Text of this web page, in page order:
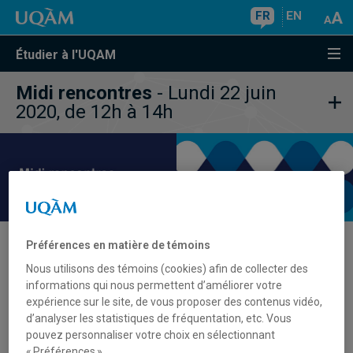
FR EN
Étudier à l'UQAM
Midi rencontres - Lundi 22 juin
2020, de 12h à 14h
S'inscrire
Venez échanger avec des professeurs, des étudiants et
Préférences en matière de témoins
Nous utilisons des témoins (cookies) afin de collecter des
informations qui nous permettent d’améliorer votre
expérience sur le site, de vous proposer des contenus vidéo,
d’analyser les statistiques de fréquentation, etc. Vous
pouvez personnaliser votre choix en sélectionnant